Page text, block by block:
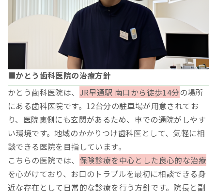
■かとう歯科医院の治療方針
かとう歯科医院は、 JR早通駅 南口から徒歩14分の場所
にある歯科医院です。12台分の駐車場が用意されてお
り、医院裏側にも玄関があるため、車での通院がしやす
い環境です。地域のかかりつけ歯科医として、気軽に相
談できる医院を目指しています。
こちらの医院では、 保険診療を中心とした良心的な治療
を心がけており、お口のトラブルを最初に相談できる身
近な存在として日常的な診療を行う方針です。院長と副